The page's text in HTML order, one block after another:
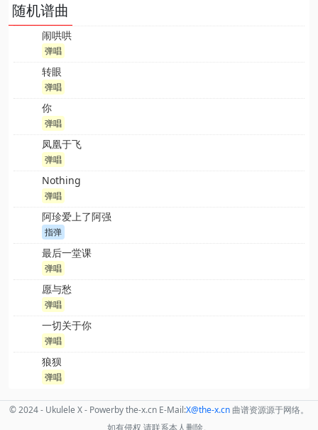
随机谱曲
闹哄哄
弹唱
转眼
弹唱
你
弹唱
凤凰于飞
弹唱
Nothing
弹唱
阿珍爱上了阿强
指弹
最后一堂课
弹唱
愿与愁
弹唱
一切关于你
弹唱
狼狈
弹唱
© 2024 - Ukulele X - Powerby the-x.cn E-Mail:X@the-x.cn 曲谱资源源于网络。